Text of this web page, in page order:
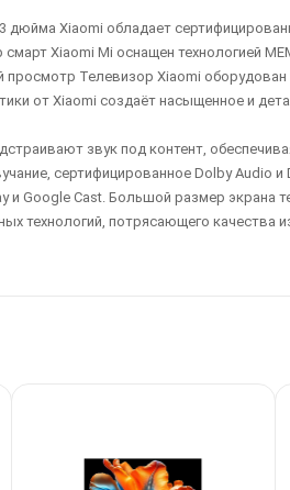
дюйма Xiaomi обладает
Xiaomi Mi оснащен технологией
Телевизор Xiaomi оборудован
от Xiaomi создаёт насыщенное и
звук под контент,
сертифицированное Dolby Audio
и Google Cast. Большой размер
технологий, потрясающего качества